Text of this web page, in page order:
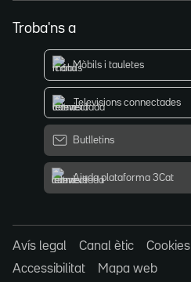
Troba'ns a
Mòbils i tauletes
Televisions connectades
Butlletins
Ajuda plataforma 3Cat
Avís legal Canal ètic Cookies
Accessibilitat
Mapa web